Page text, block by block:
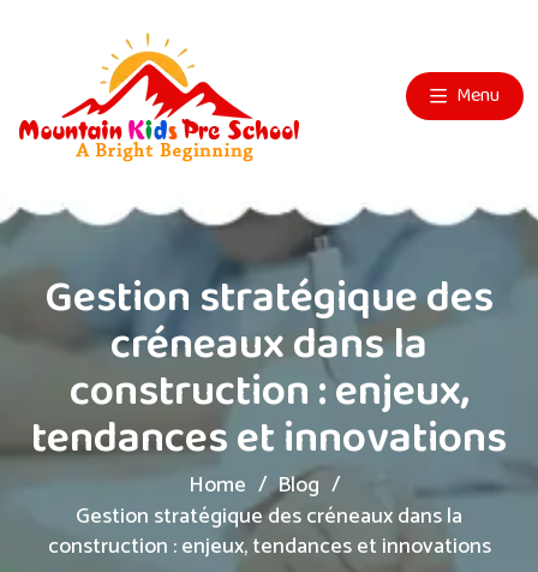
Menu
Gestion stratégique des
créneaux dans la
construction : enjeux,
tendances et innovations
Home
Blog
Gestion stratégique des créneaux dans la
construction : enjeux, tendances et innovations